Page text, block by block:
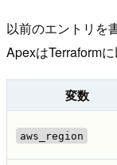
以前のエントリを
ApexはTerraform
変数
aws_region